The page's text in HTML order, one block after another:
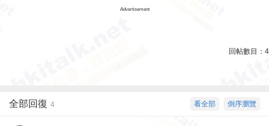
Advertisement
回帖數目： 4
倒序瀏覽
看全部
全部回復 4